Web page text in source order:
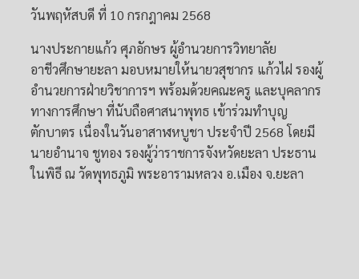
วันพฤหัสบดี ที่ 10 กรกฎาคม 2568
นางประกายแก้ว ศุภอักษร ผู้อำนวยการวิทยาลัย
อาชีวศึกษายะลา มอบหมายให้นายวสุชากร แก้วไฝ รองผู้
อำนวยการฝ่ายวิชาการฯ พร้อมด้วยคณะครู และบุคลากร
ทางการศึกษา ที่นับถือศาสนาพุทธ เข้าร่วมทำบุญ
ตักบาตร เนื่องในวันอาสาฬหบูชา ประจำปี 2568 โดยมี
นายอำนาจ ชูทอง รองผู้ว่าราชการจังหวัดยะลา ประธาน
ในพิธี ณ วัดพุทธภูมิ พระอารามหลวง อ.เมือง จ.ยะลา